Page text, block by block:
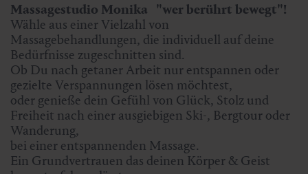
Massagestudio Monika "wer berührt bewegt"!
Wähle aus einer Vielzahl von
Massagebehandlungen, die individuell auf deine
Bedürfnisse zugeschnitten sind.
Ob Du nach getaner Arbeit nur entspannen oder
gezielte Verspannungen lösen möchtest,
oder genieße dein Gefühl von Glück, Stolz und
Freiheit nach einer ausgiebigen Ski-, Bergtour oder
Wanderung,
bei einer entspannenden Massage.
Ein Grundvertrauen das deinen Körper & Geist